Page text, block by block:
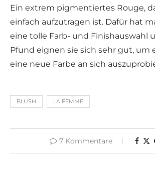
Ein extrem pigmentiertes Rouge,
einfach aufzutragen ist. Dafür hat
eine tolle Farb- und Finishauswahl
Pfund eignen sie sich sehr gut, um
eine neue Farbe an sich
BLUSH LA FEMME
7 Kommentare